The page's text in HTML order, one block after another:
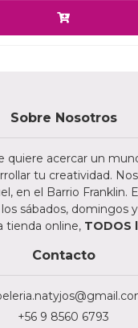
Sobre Nosotros
quiere acercar un
tu creatividad.
en el Barrio Franklin.
sábados, domingos
tienda online, TODOS
Contacto
+56 9 8560 6793